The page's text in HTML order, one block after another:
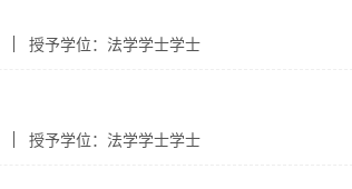
授予学位：法学学士学士
授予学位：法学学士学士